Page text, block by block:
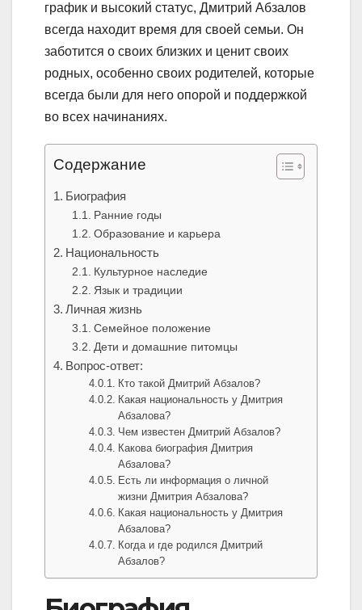
график и высокий статус, Дмитрий Абзалов
всегда находит время для своей семьи. Он
заботится о своих близких и ценит своих
родных, особенно своих родителей, которые
всегда были для него опорой и поддержкой
во всех начинаниях.
Содержание
Биография
Ранние годы
Образование и карьера
Национальность
Культурное наследие
Язык и традиции
Личная жизнь
Семейное положение
Дети и домашние питомцы
Вопрос-ответ:
Кто такой Дмитрий Абзалов?
Какая национальность у Дмитрия
Абзалова?
Чем известен Дмитрий Абзалов?
Какова биография Дмитрия
Абзалова?
Есть ли информация о личной
жизни Дмитрия Абзалова?
Какая национальность у Дмитрия
Абзалова?
Когда и где родился Дмитрий
Абзалов?